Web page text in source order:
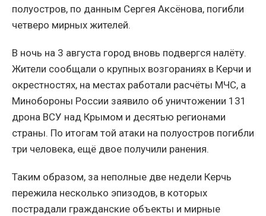
полуостров, по данным Сергея Аксёнова, погибли
четверо мирных жителей.
В ночь на 3 августа город вновь подвергся налёту.
Жители сообщали о крупных возгораниях в Керчи и
окрестностях, на местах работали расчёты МЧС, а
Минобороны России заявило об уничтожении 131
дрона ВСУ над Крымом и десятью регионами
страны. По итогам той атаки на полуостров погибли
три человека, ещё двое получили ранения.
Таким образом, за неполные две недели Керчь
пережила несколько эпизодов, в которых
пострадали гражданские объекты и мирные